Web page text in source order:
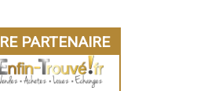
PARTENAIRE